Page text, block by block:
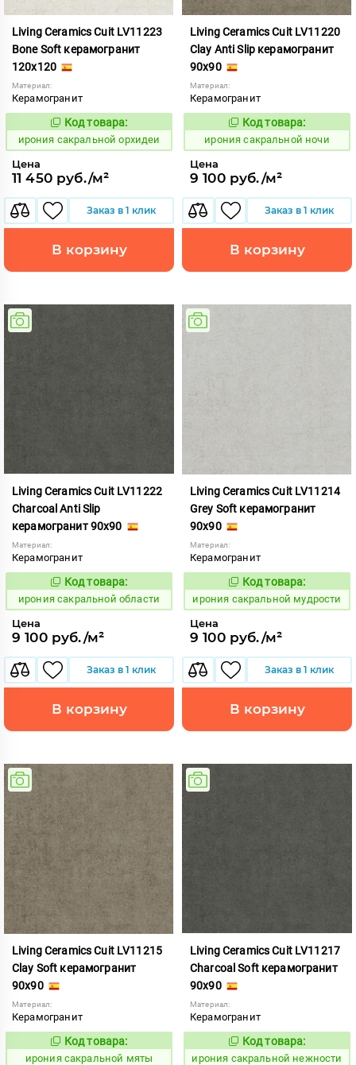
Living Ceramics Cuit LV11223
Bone Soft керамогранит
120x120
Материал:
Керамогранит
1103814
Код товара:
ирония сакральной орхидеи
Цена
11 450 руб./м²
Заказ в 1 клик
В корзину
Living Ceramics Cuit LV11220
Clay Anti Slip керамогранит
90x90
Материал:
Керамогранит
1103811
Код товара:
ирония сакральной ночи
Цена
9 100 руб./м²
Заказ в 1 клик
В корзину
Living Ceramics Cuit LV11222
Charcoal Anti Slip
керамогранит 90x90
Материал:
Керамогранит
1103813
Код товара:
ирония сакральной области
Цена
9 100 руб./м²
Заказ в 1 клик
В корзину
Living Ceramics Cuit LV11214
Grey Soft керамогранит
90x90
Материал:
Керамогранит
1103805
Код товара:
ирония сакральной мудрости
Цена
9 100 руб./м²
Заказ в 1 клик
В корзину
Living Ceramics Cuit LV11215
Clay Soft керамогранит
90x90
Материал:
Керамогранит
1103806
Код товара:
ирония сакральной мяты
Living Ceramics Cuit LV11217
Charcoal Soft керамогранит
90x90
Материал:
Керамогранит
1103808
Код товара:
ирония сакральной нежности